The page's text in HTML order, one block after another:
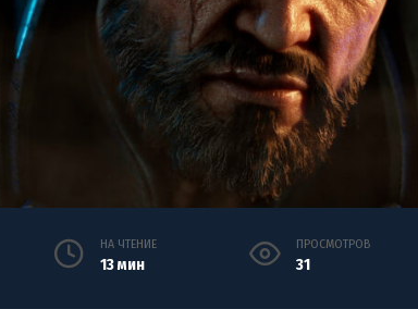
НА ЧТЕНИЕ
13 мин
ПРОСМОТРОВ
31